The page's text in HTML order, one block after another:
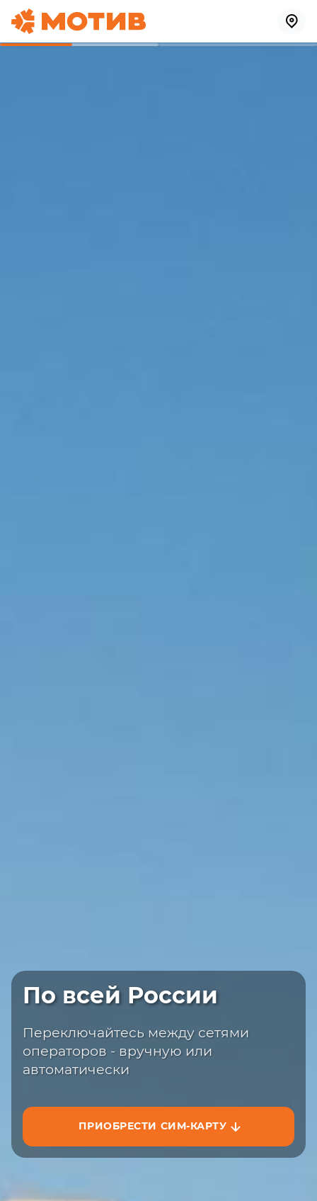
По всей России
Переключайтесь между сетями
операторов - вручную или
автоматически
ПРИОБРЕСТИ СИМ-КАРТУ
Быстрая доставка
сайте или на маркетплейсах
ЗАКАЗАТЬ НА САЙТЕ